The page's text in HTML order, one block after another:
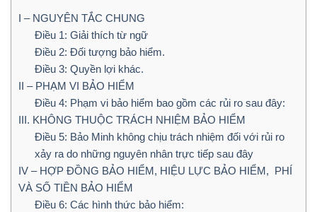
I – NGUYÊN TẮC CHUNG
Điều 1: Giải thích từ ngữ
Điều 2: Đối tượng bảo hiểm.
Điều 3: Quyền lợi khác.
II – PHẠM VI BẢO HIỂM
Điều 4: Phạm vi bảo hiểm bao gồm các rủi ro sau đây:
III. KHÔNG THUỘC TRÁCH NHIỆM BẢO HIỂM
Điều 5: Bảo Minh không chịu trách nhiệm đối với rủi ro
xảy ra do những nguyên nhân trực tiếp sau đây
IV – HỢP ĐỒNG BẢO HIỂM, HIỆU LỰC BẢO HIỂM, PHÍ
VÀ SỐ TIỀN BẢO HIỂM
Điều 6: Các hình thức bảo hiểm: